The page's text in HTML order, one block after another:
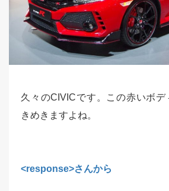
久々のCIVICです。この赤いボデ
きめきますよね。
<response>さんから